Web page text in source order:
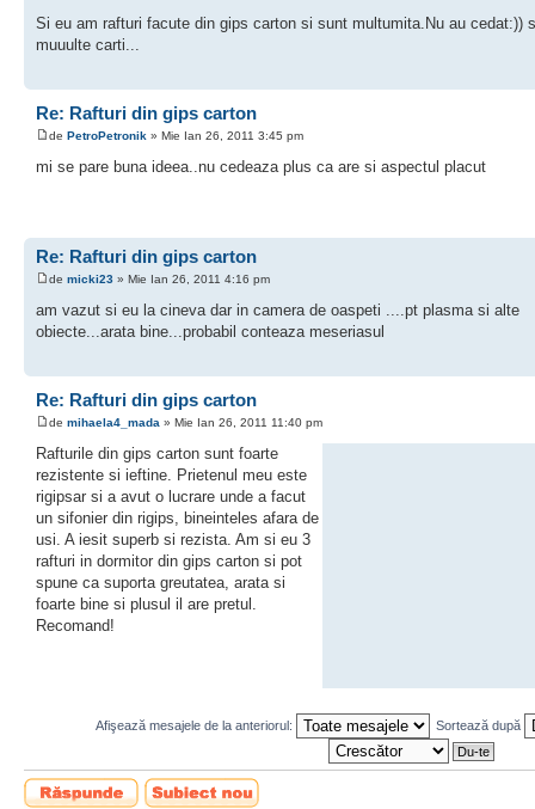
Si eu am rafturi facute din gips carton si sunt multumita.Nu au cedat:))
muuulte carti...
Re: Rafturi din gips carton
de PetroPetronik » Mie Ian 26, 2011 3:45 pm
mi se pare buna ideea..nu cedeaza plus ca are si aspectul placut
Re: Rafturi din gips carton
de micki23 » Mie Ian 26, 2011 4:16 pm
am vazut si eu la cineva dar in camera de oaspeti ....pt plasma si alte
obiecte...arata bine...probabil conteaza meseriasul
Re: Rafturi din gips carton
de mihaela4_mada » Mie Ian 26, 2011 11:40 pm
Rafturile din gips carton sunt foarte
rezistente si ieftine. Prietenul meu este
rigipsar si a avut o lucrare unde a facut
un sifonier din rigips, bineinteles afara de
usi. A iesit superb si rezista. Am si eu 3
rafturi in dormitor din gips carton si pot
spune ca suporta greutatea, arata si
foarte bine si plusul il are pretul.
Recomand!
Afişează mesajele de la anteriorul: Sortează după
Scrie un răspuns
Scrie un subiect
nou